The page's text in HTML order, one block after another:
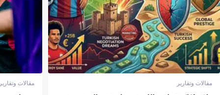
مقالات وتقارير مقالات